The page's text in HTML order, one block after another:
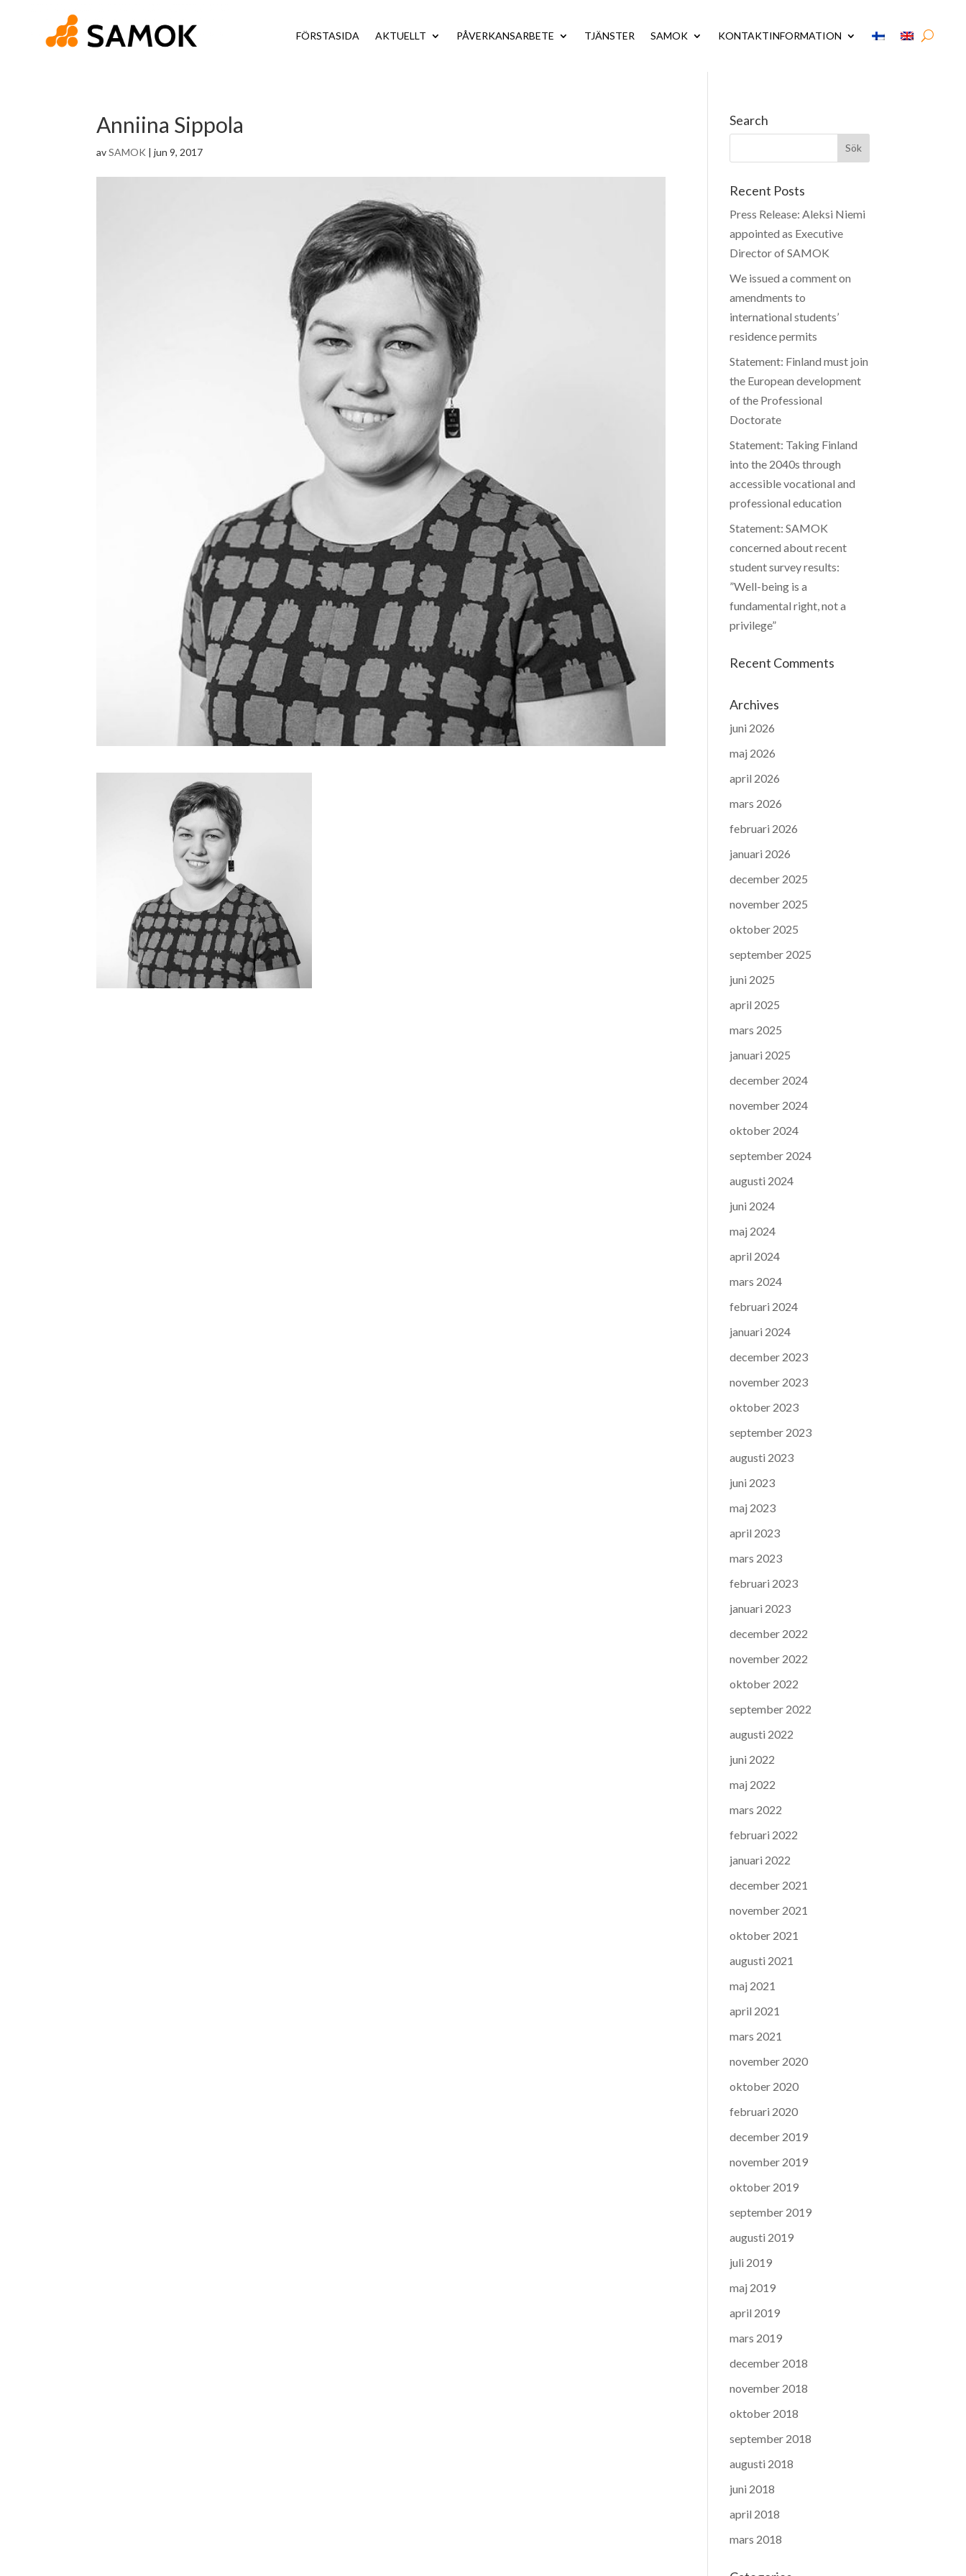
FÖRSTASIDA AKTUELLT PÅVERKANSARBETE TJÄNSTER SAMOK KONTAKTINFORMATION
Anniina Sippola
avSAMOK |jun 9, 2017
Search
Recent Posts
Press Release: Aleksi Niemi
appointed as Executive
Director of SAMOK
We issued a comment on
amendments to
international students’
residence permits
Statement: Finland must join
the European development
of the Professional
Doctorate
Statement: Taking Finland
into the 2040s through
accessible vocational and
professional education
Statement: SAMOK
concerned about recent
student survey results:
”Well-being is a
fundamental right, not a
privilege”
Recent Comments
Archives
juni 2026
maj 2026
april 2026
mars 2026
februari 2026
januari 2026
december 2025
november 2025
oktober 2025
september 2025
juni 2025
april 2025
mars 2025
januari 2025
december 2024
november 2024
oktober 2024
september 2024
augusti 2024
juni 2024
maj 2024
april 2024
mars 2024
februari 2024
januari 2024
december 2023
november 2023
oktober 2023
september 2023
augusti 2023
juni 2023
maj 2023
april 2023
mars 2023
februari 2023
januari 2023
december 2022
november 2022
oktober 2022
september 2022
augusti 2022
juni 2022
maj 2022
mars 2022
februari 2022
januari 2022
december 2021
november 2021
oktober 2021
augusti 2021
maj 2021
april 2021
mars 2021
november 2020
oktober 2020
februari 2020
december 2019
november 2019
oktober 2019
september 2019
augusti 2019
juli 2019
maj 2019
april 2019
mars 2019
december 2018
november 2018
oktober 2018
september 2018
augusti 2018
juni 2018
april 2018
mars 2018